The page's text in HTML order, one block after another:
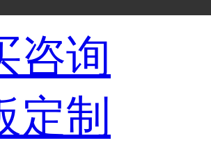
咨询
定制